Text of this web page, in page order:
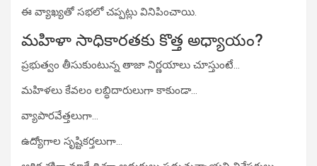
ఈ వ్యాఖ్యతో సభలో చప్పట్లు వినిపించాయి.
మహిళా సాధికారతకు కొత్త అధ్యాయం?
ప్రభుత్వం తీసుకుంటున్న తాజా నిర్ణయాలు చూస్తుంటే…
మహిళలు కేవలం లబ్ధిదారులుగా కాకుండా…
వ్యాపారవేత్తలుగా…
ఉద్యోగాల సృష్టికర్తలుగా…